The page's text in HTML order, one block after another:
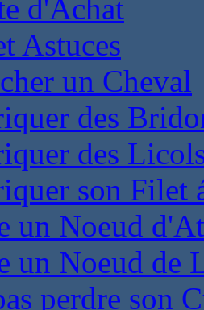
d'Achat
Astuces
un Cheval
des
des
son Filet
un Noeud
un Noeud de
perdre son